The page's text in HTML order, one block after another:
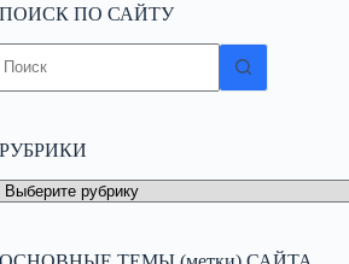
ПОИСК ПО САЙТУ
не
найдено
РУБРИКИ
РУБРИКИ